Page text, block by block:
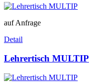
auf Anfrage
Detail
Lehrertisch MULTIP